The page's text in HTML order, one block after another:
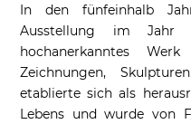
In den fünfeinhalb
Ausstellung im
hochanerkanntes
Zeichnungen,
etablierte sich als
Lebens und wurde von